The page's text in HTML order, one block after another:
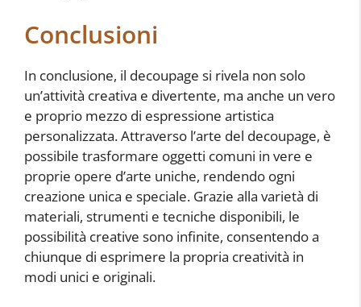
Conclusioni
In conclusione, il decoupage si rivela non solo
un’attività creativa e divertente, ma anche un vero
e proprio mezzo di espressione artistica
personalizzata. Attraverso l’arte del decoupage, è
possibile trasformare oggetti comuni in vere e
proprie opere d’arte uniche, rendendo ogni
creazione unica e speciale. Grazie alla varietà di
materiali, strumenti e tecniche disponibili, le
possibilità creative sono infinite, consentendo a
chiunque di esprimere la propria creatività in
modi unici e originali.